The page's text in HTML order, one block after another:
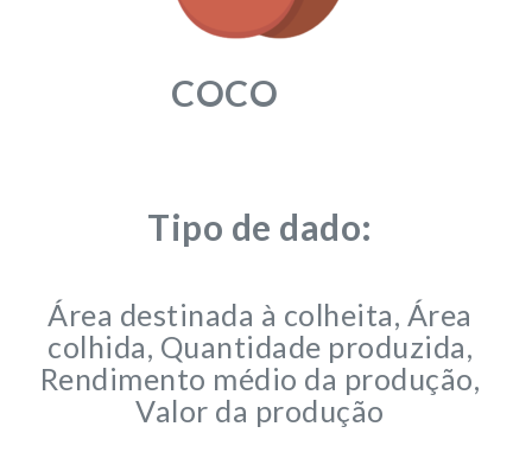
COCO
Tipo de dado:
Área destinada à colheita, Área
colhida, Quantidade produzida,
Rendimento médio da produção,
Valor da produção